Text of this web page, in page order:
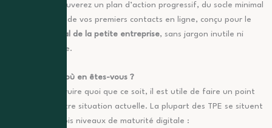
article, vous trouverez un plan d’action progressif, du socle minimal
à la génération de vos premiers contacts en ligne, conçu pour le
marketing digital de la petite entreprise, sans jargon inutile ni
promesse creuse.
TPE et digital : où en êtes-vous ?
Avant de construire quoi que ce soit, il est utile de faire un point
honnête sur votre situation actuelle. La plupart des TPE se situent
à l’un de ces trois niveaux de maturité digitale :